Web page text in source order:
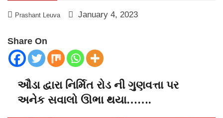
Prashant Leuva January 4, 2023
Share On
ઔડા દ્વારા નિર્મિત રોડ ની ગુણવત્તા પર
અનેક સવાલો ઊભા થયા…….